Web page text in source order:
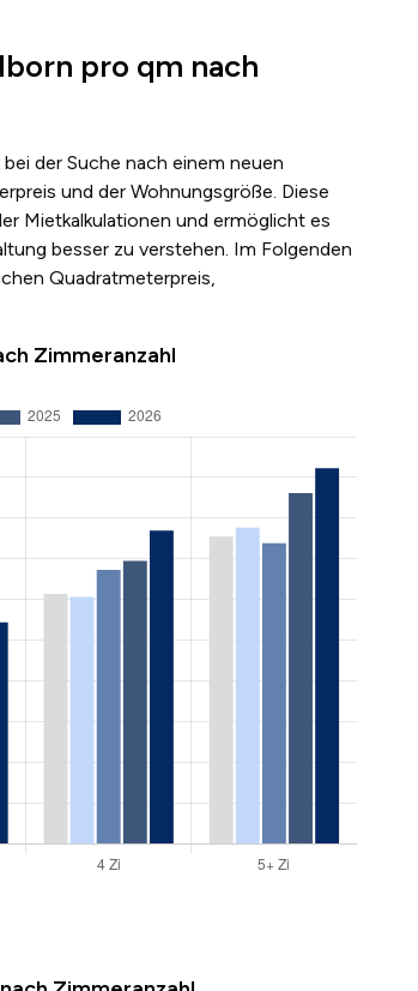
pro qm nach
der Suche nach einem neuen
und der Wohnungsgröße. Diese
Mietkalkulationen und ermöglicht es
besser zu verstehen. Im Folgenden
Quadratmeterpreis,
Zimmeranzahl